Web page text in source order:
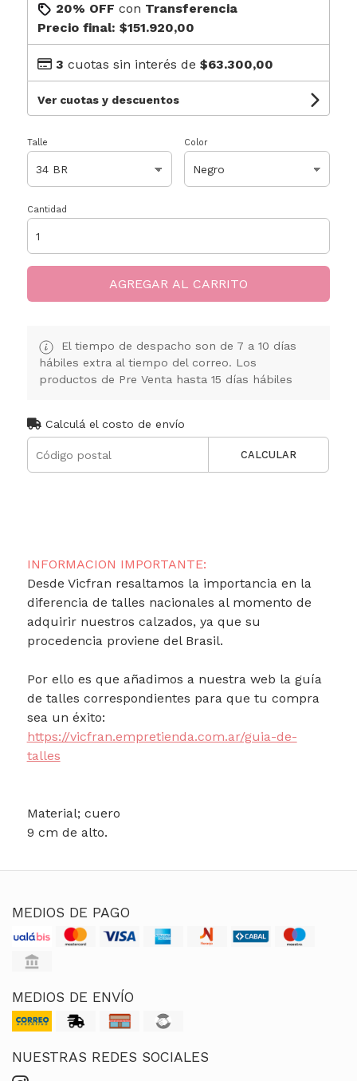
20% OFF con Transferencia
Precio final: $151.920,00
3 cuotas sin interés de $63.300,00
Ver cuotas y descuentos
Talle Color
Cantidad
AGREGAR AL CARRITO
El tiempo de despacho son de 7 a 10 días
hábiles extra al tiempo del correo. Los
productos de Pre Venta hasta 15 días hábiles
Calculá el costo de envío
CALCULAR
INFORMACION IMPORTANTE:
Desde Vicfran resaltamos la importancia en la
diferencia de talles nacionales al momento de
adquirir nuestros calzados, ya que su
procedencia proviene del Brasil.
Por ello es que añadimos a nuestra web la guía
de talles correspondientes para que tu compra
sea un éxito:
https://vicfran.empretienda.com.ar/guia-de-
talles
Material; cuero
9 cm de alto.
MEDIOS DE PAGO
MEDIOS DE ENVÍO
NUESTRAS REDES SOCIALES